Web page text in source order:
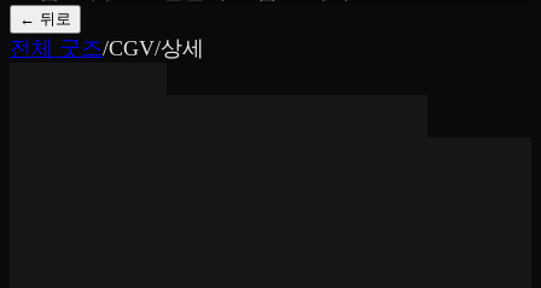
← 뒤로
전체 굿즈/CGV/상세